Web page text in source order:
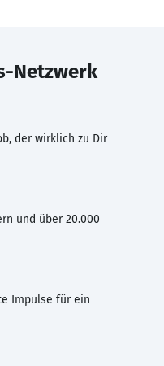
Netzwerk
der wirklich zu Dir
und über 20.000
Impulse für ein